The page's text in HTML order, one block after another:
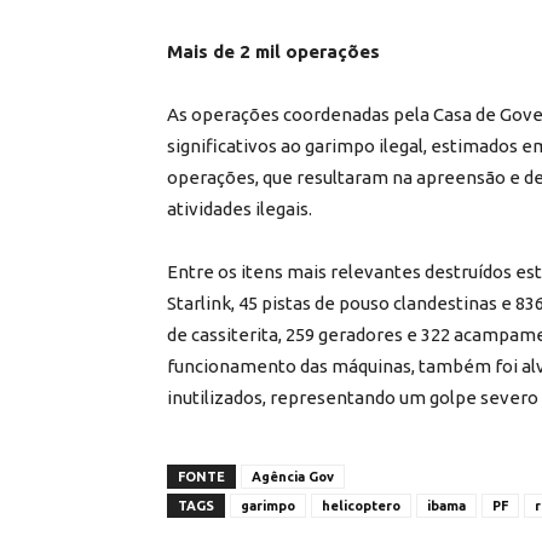
Mais de 2 mil operações
As operações coordenadas pela Casa de
significativos ao garimpo ilegal, estimados
operações, que resultaram na apreensão e
atividades ilegais.
Entre os itens mais relevantes destruídos
Starlink, 45 pistas de pouso clandestinas e
de cassiterita, 259 geradores e 322
funcionamento das máquinas, também foi
inutilizados, representando um golpe
FONTE
Agência Gov
TAGS
garimpo helicoptero ibama PF